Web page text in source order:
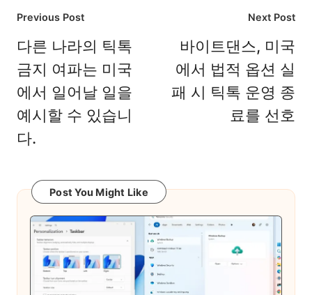
Post
navigation
Previous Post
다른 나라의 틱톡
금지 여파는 미국
에서 일어날 일을
예시할 수 있습니
다.
Next Post
바이트댄스, 미국
에서 법적 옵션 실
패 시 틱톡 운영 종
료를 선호
Post You Might Like